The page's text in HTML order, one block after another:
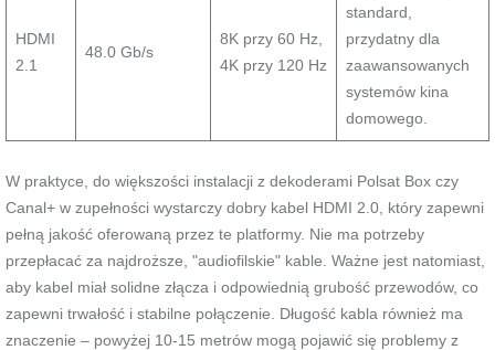
HDMI
2.1
48.0 Gb/s
8K przy 60 Hz,
4K przy 120 Hz
standard,
przydatny dla
zaawansowanych
systemów kina
domowego.
W praktyce, do większości instalacji z dekoderami Polsat Box czy
Canal+ w zupełności wystarczy dobry kabel HDMI 2.0, który zapewni
pełną jakość oferowaną przez te platformy. Nie ma potrzeby
przepłacać za najdroższe, "audiofilskie" kable. Ważne jest natomiast,
aby kabel miał solidne złącza i odpowiednią grubość przewodów, co
zapewni trwałość i stabilne połączenie. Długość kabla również ma
znaczenie – powyżej 10-15 metrów mogą pojawić się problemy z